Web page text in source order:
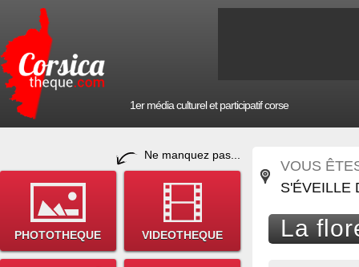
1er média culturel et participatif corse
Ne manquez pas...
PHOTOTHEQUE VIDEOTHEQUE
VOUS
S'ÉVEILLE
La